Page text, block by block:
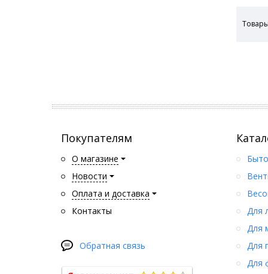
Покупателям
О магазине
Новости
Оплата и доставка
Контакты
Обратная связь
Для
Для
Для
Для